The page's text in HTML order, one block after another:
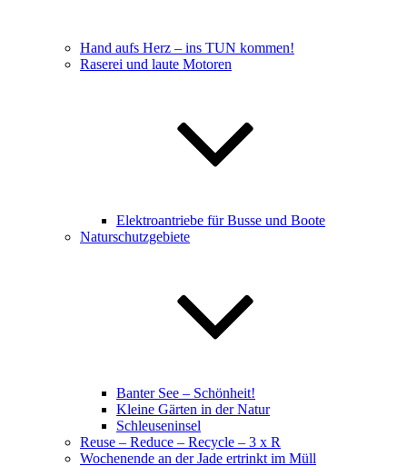
Hand aufs Herz – ins TUN kommen!
Raserei und laute Motoren
Elektroantriebe für Busse und Boote
Naturschutzgebiete
Banter See – Schönheit!
Kleine Gärten in der Natur
Schleuseninsel
Reuse – Reduce – Recycle – 3 x R
Wochenende an der Jade ertrinkt im Müll